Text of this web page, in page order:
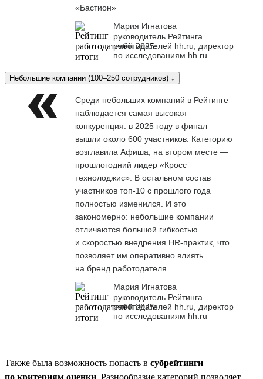
«Бастион»
Мария Игнатова
руководитель Рейтинга
работодателей hh.ru, директор
по исследованиям hh.ru
Небольшие компании (100–250 сотрудников) ↓
Среди небольших компаний в Рейтинге
наблюдается самая высокая
конкуренция: в 2025 году в финал
вышли около 600 участников. Категорию
возглавила Афиша, на втором месте —
прошлогодний лидер «Кросс
технолоджис». В остальном состав
участников топ-10 с прошлого года
полностью изменился. И это
закономерно: небольшие компании
отличаются большой гибкостью
и скоростью внедрения HR-практик, что
позволяет им оперативно влиять
на бренд работодателя
Мария Игнатова
руководитель Рейтинга
работодателей hh.ru, директор
по исследованиям hh.ru
Также была возможность попасть в субрейтинги
по критериям оценки . Разнообразие категорий позволяет